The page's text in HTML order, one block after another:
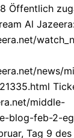
Öffentlich
Al
news/
middle-
blog-feb-2-
Tag 9 des